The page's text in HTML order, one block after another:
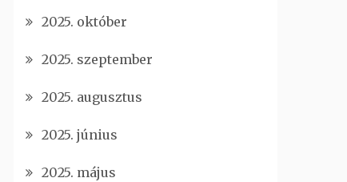
2025. október
2025. szeptember
2025. augusztus
2025. június
2025. május